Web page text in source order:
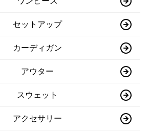
セットアップ
カーディガン
アウター
スウェット
アクセサリー